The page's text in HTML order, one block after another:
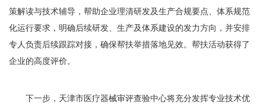
策解读与技术辅导，帮助企业理清研发及生产合规要点、体系规范
化运行要求，明确后续研发、生产及体系建设的发力方向，并安排
专人负责后续跟踪对接，确保帮扶举措落地见效。帮扶活动获得了
企业的高度评价。
下一步，天津市医疗器械审评查验中心将充分发挥专业技术优